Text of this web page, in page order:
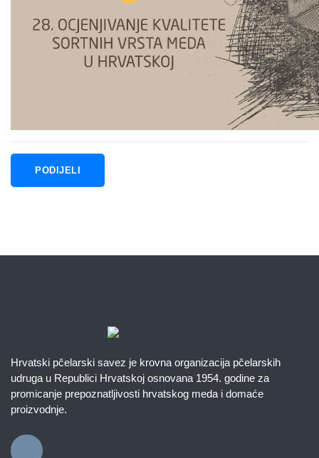
PODIJELI
Hrvatski pčelarski savez je krovna organizacija pčelarskih
udruga u Republici Hrvatskoj osnovana 1954. godine za
promicanje prepoznatljivosti hrvatskog meda i domaće
proizvodnje.